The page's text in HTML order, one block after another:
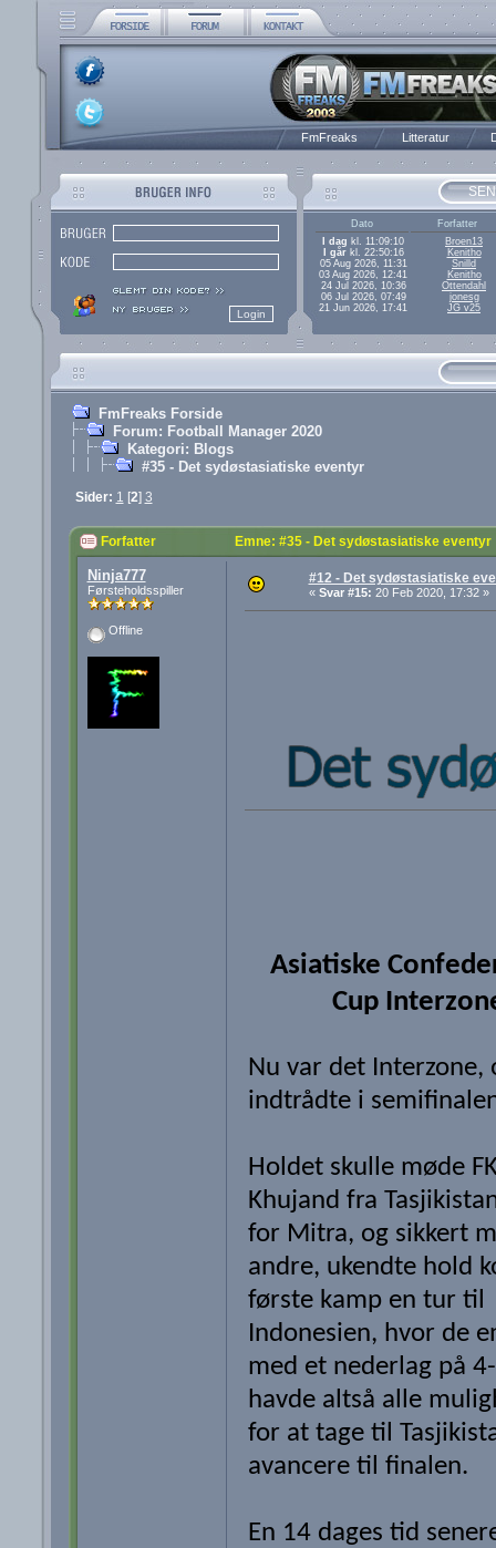
FmFreaks Litteratur
Dato
Forfatter
I dag kl. 11:09:10
Broen13
I gårkl. 22:50:16
Kenitho
05 Aug 2026, 11:31
Snilld
03 Aug 2026, 12:41
Kenitho
24 Jul 2026, 10:36
Ottendahl
06 Jul 2026, 07:49
jonesg
21 Jun 2026, 17:41
JG v25
FmFreaks Forside
Forum: Football Manager 2020
Kategori: Blogs
#35 - Det sydøstasiatiske eventyr
Sider: 1 [2] 3
Forfatter Emne: #35 - Det sydøstasiatiske
Ninja777
Førsteholdsspiller
Offline
#12 - Det sydøstasiatiske
« Svar #15: 20 Feb 2020, 17:32 »
Asiatiske
Cup
Nu var det Interzone,
indtrådte i
Holdet skulle møde
Khujand fra
for Mitra, og sikkert
andre, ukendte hold
første kamp en tur til
Indonesien, hvor de
med et nederlag på
havde altså alle
for at tage til
avancere til finalen.
En 14 dages tid